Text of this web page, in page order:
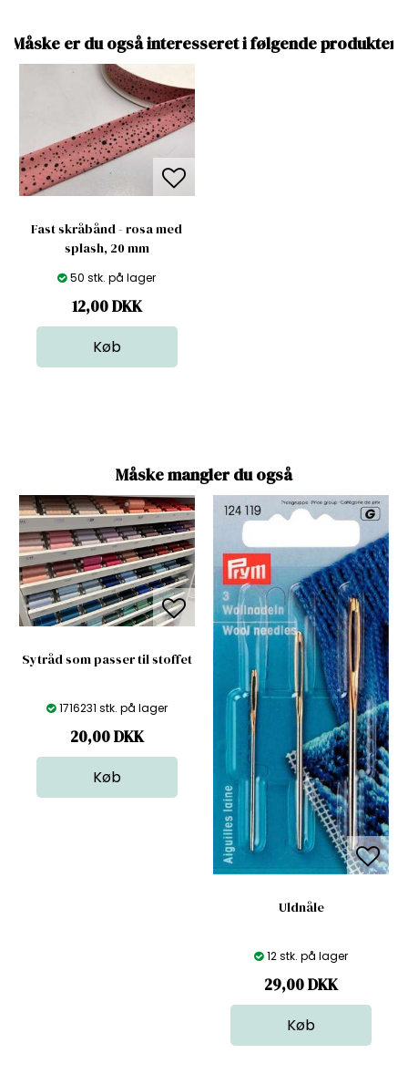
Måske er du også interesseret i følgende produkter
Fast skråbånd - rosa med
splash, 20 mm
50 stk. på lager
12,00DKK
Måske mangler du også
Sytråd som passer til stoffet
1716231 stk. på lager
20,00DKK
Uldnåle
12 stk. på lager
29,00DKK